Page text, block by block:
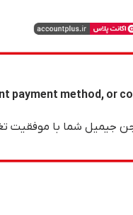
payment method, or
جیمیل شما با موفقیت